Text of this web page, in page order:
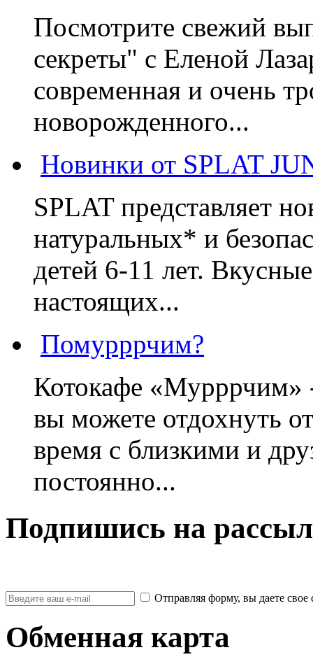
Посмотрите свежий
секреты" с Еленой
современная и очень
новорожденного...
Новинки от SPLAT
SPLAT представляет
натуральных* и
детей 6-11 лет.
настоящих...
Помурррчим?
Котокафе «Мурррчим»
вы можете отдохнуть
время с близкими и
постоянно...
Подпишись на
Отправляя форму, вы даете
Обменная карта